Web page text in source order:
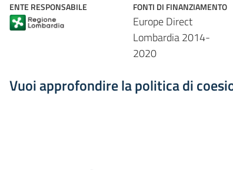
ENTE RESPONSABILE FONTI DI FINANZIAMENTO
Europe Direct
Lombardia 2014-
2020
Vuoi approfondire la politica di